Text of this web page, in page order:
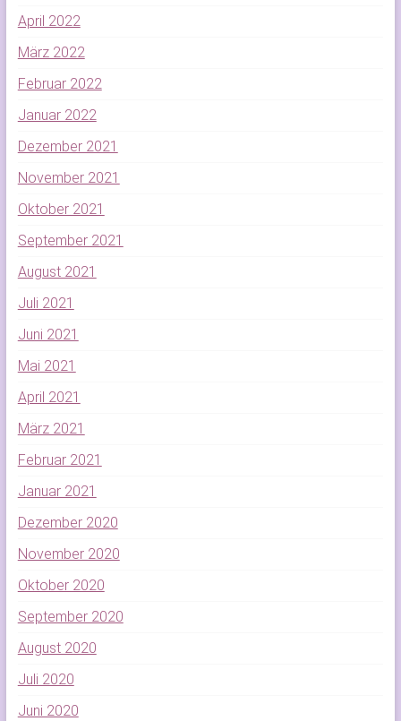
April 2022
März 2022
Februar 2022
Januar 2022
Dezember 2021
November 2021
Oktober 2021
September 2021
August 2021
Juli 2021
Juni 2021
Mai 2021
April 2021
März 2021
Februar 2021
Januar 2021
Dezember 2020
November 2020
Oktober 2020
September 2020
August 2020
Juli 2020
Juni 2020